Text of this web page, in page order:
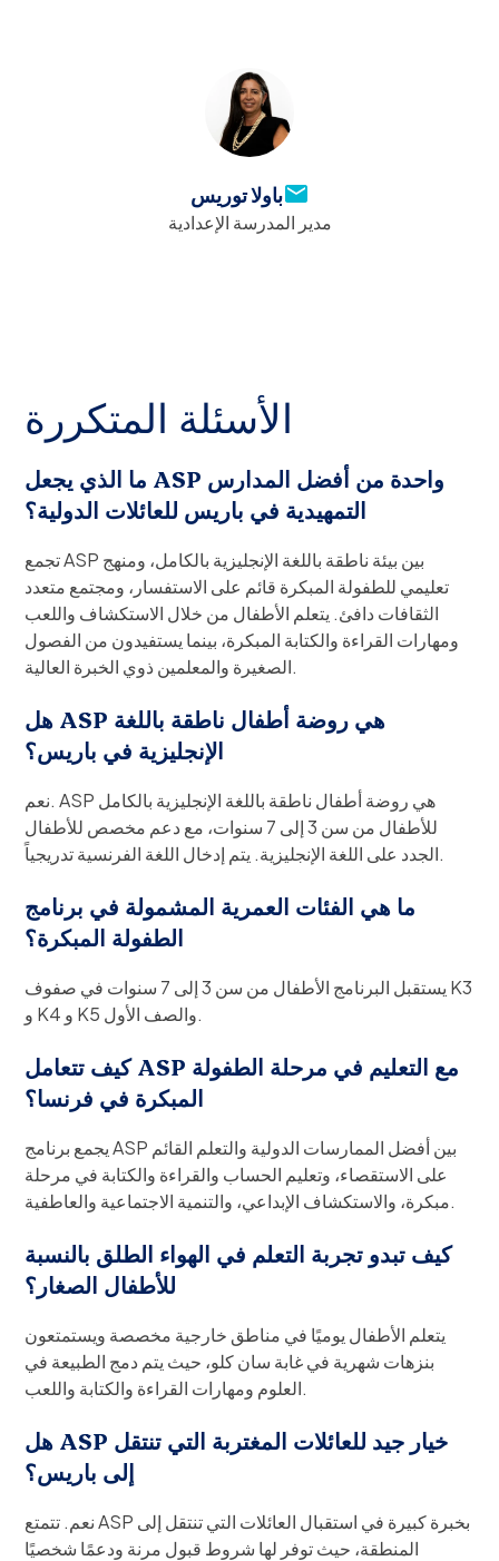
باولا توريس
مدير المدرسة الإعدادية
الأسئلة المتكررة
ما الذي يجعل ASP واحدة من أفضل المدارس
التمهيدية في باريس للعائلات الدولية؟
تجمع ASP بين بيئة ناطقة باللغة الإنجليزية بالكامل، ومنهج
تعليمي للطفولة المبكرة قائم على الاستفسار، ومجتمع متعدد
الثقافات دافئ. يتعلم الأطفال من خلال الاستكشاف واللعب
ومهارات القراءة والكتابة المبكرة، بينما يستفيدون من الفصول
الصغيرة والمعلمين ذوي الخبرة العالية.
هل ASP هي روضة أطفال ناطقة باللغة
الإنجليزية في باريس؟
نعم. ASP هي روضة أطفال ناطقة باللغة الإنجليزية بالكامل
للأطفال من سن 3 إلى 7 سنوات، مع دعم مخصص للأطفال
الجدد على اللغة الإنجليزية. يتم إدخال اللغة الفرنسية تدريجياً.
ما هي الفئات العمرية المشمولة في برنامج
الطفولة المبكرة؟
يستقبل البرنامج الأطفال من سن 3 إلى 7 سنوات في صفوف K3
و K4 و K5 والصف الأول.
كيف تتعامل ASP مع التعليم في مرحلة الطفولة
المبكرة في فرنسا؟
يجمع برنامج ASP بين أفضل الممارسات الدولية والتعلم القائم
على الاستقصاء، وتعليم الحساب والقراءة والكتابة في مرحلة
مبكرة، والاستكشاف الإبداعي، والتنمية الاجتماعية والعاطفية.
كيف تبدو تجربة التعلم في الهواء الطلق بالنسبة
للأطفال الصغار؟
يتعلم الأطفال يوميًا في مناطق خارجية مخصصة ويستمتعون
بنزهات شهرية في غابة سان كلو، حيث يتم دمج الطبيعة في
العلوم ومهارات القراءة والكتابة واللعب.
هل ASP خيار جيد للعائلات المغتربة التي تنتقل
إلى باريس؟
نعم. تتمتع ASP بخبرة كبيرة في استقبال العائلات التي تنتقل إلى
المنطقة، حيث توفر لها شروط قبول مرنة ودعمًا شخصيًا